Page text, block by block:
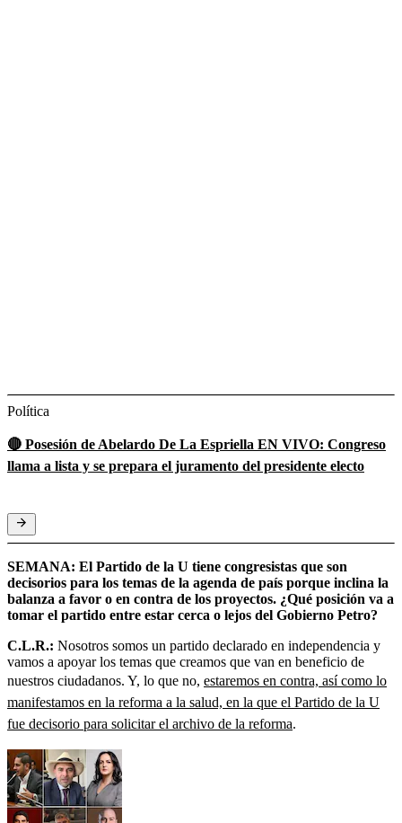
Política
🔴 Posesión de Abelardo De La Espriella EN VIVO: Congreso
llama a lista y se prepara el juramento del presidente electo
SEMANA: El Partido de la U tiene congresistas que son
decisorios para los temas de la agenda de país porque inclina la
balanza a favor o en contra de los proyectos. ¿Qué posición va a
tomar el partido entre estar cerca o lejos del Gobierno Petro?
C.L.R.: Nosotros somos un partido declarado en independencia y
vamos a apoyar los temas que creamos que van en beneficio de
nuestros ciudadanos. Y, lo que no, estaremos en contra, así como lo
manifestamos en la reforma a la salud, en la que el Partido de la U
fue decisorio para solicitar el archivo de la reforma.